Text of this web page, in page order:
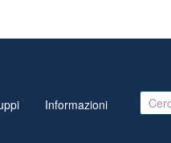
Informazioni